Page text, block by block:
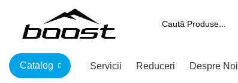
Catalog Servicii Reduceri Despre Noi